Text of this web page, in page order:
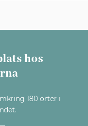
hos
180 orter i